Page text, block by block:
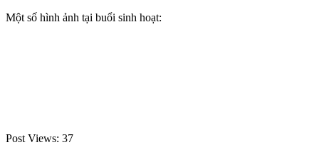
Một số hình ảnh tại buổi sinh hoạt:
Post Views: 37